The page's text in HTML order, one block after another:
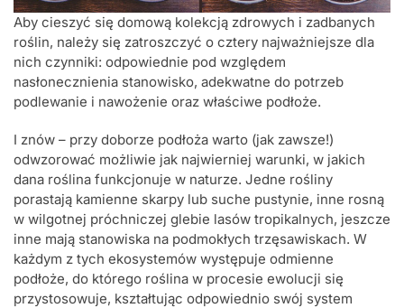
Aby cieszyć się domową kolekcją zdrowych i zadbanych
roślin, należy się zatroszczyć o cztery najważniejsze dla
nich czynniki: odpowiednie pod względem
nasłonecznienia stanowisko, adekwatne do potrzeb
podlewanie i nawożenie oraz właściwe podłoże.
I znów – przy doborze podłoża warto (jak zawsze!)
odwzorować możliwie jak najwierniej warunki, w jakich
dana roślina funkcjonuje w naturze. Jedne rośliny
porastają kamienne skarpy lub suche pustynie, inne rosną
w wilgotnej próchniczej glebie lasów tropikalnych, jeszcze
inne mają stanowiska na podmokłych trzęsawiskach. W
każdym z tych ekosystemów występuje odmienne
podłoże, do którego roślina w procesie ewolucji się
przystosowuje, kształtując odpowiednio swój system